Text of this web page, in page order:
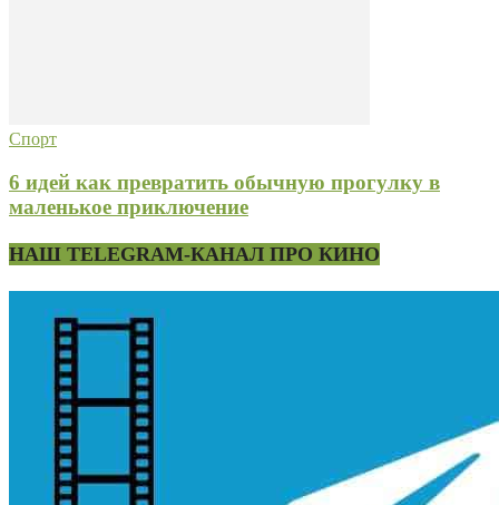
Спорт
6 идей как превратить обычную прогулку в
маленькое приключение
НАШ TELEGRAM-КАНАЛ ПРО КИНО